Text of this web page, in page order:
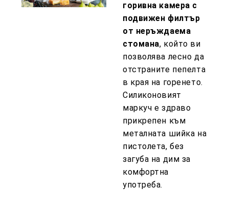
горивна камера с
подвижен филтър
от неръждаема
стомана, който ви
позволява лесно да
отстраните пепелта
в края на горенето.
Силиконовият
маркуч е здраво
прикрепен към
металната шийка на
пистолета, без
загуба на дим за
комфортна
употреба.